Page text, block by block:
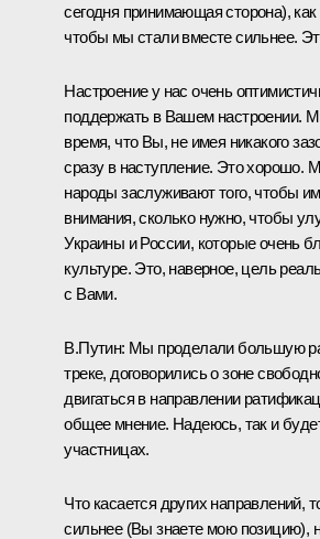
сегодня принимающая сторона),
чтобы мы стали вместе сильнее.
Настроение у нас очень
поддержать в Вашем настроении.
время, что Вы, не имея никакого
сразу в наступление. Это хорошо.
народы заслуживают того, чтобы
внимания, сколько нужно, чтобы
Украины и России, которые очень
культуре. Это, наверное, цель
с Вами.
В.Путин: Мы проделали большую
треке, договорились о зоне
двигаться в направлении
общее мнение. Надеюсь, так и
участницах.
Что касается других направлений,
сильнее (Вы знаете мою позицию),